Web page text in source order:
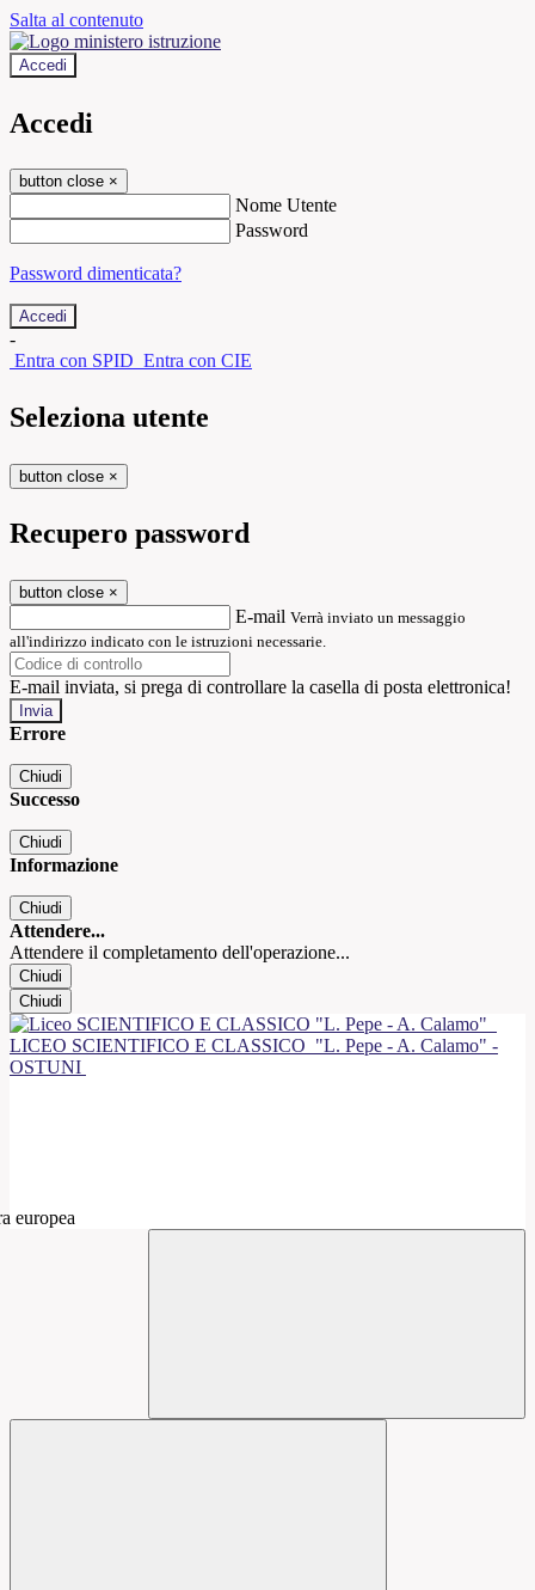
Salta al contenuto
Accedi
Accedi
button close ×
Nome Utente
Password
Password dimenticata?
-
Entra con SPID Entra con CIE
Seleziona utente
button close ×
Recupero password
button close ×
E-mail Verrà inviato un messaggio
all'indirizzo indicato con le istruzioni necessarie.
E-mail inviata, si prega di controllare la casella di posta elettronica!
Errore
Chiudi
Successo
Chiudi
Informazione
Chiudi
Attendere...
Attendere il completamento dell'operazione...
Chiudi
Chiudi
LICEO SCIENTIFICO E CLASSICO "L. Pepe - A. Calamo" -
OSTUNI